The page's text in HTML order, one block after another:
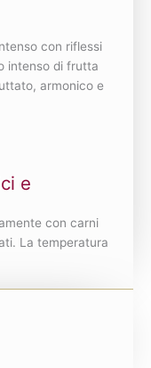
con riflessi
intenso di frutta
armonico e
e
con carni
La temperatura